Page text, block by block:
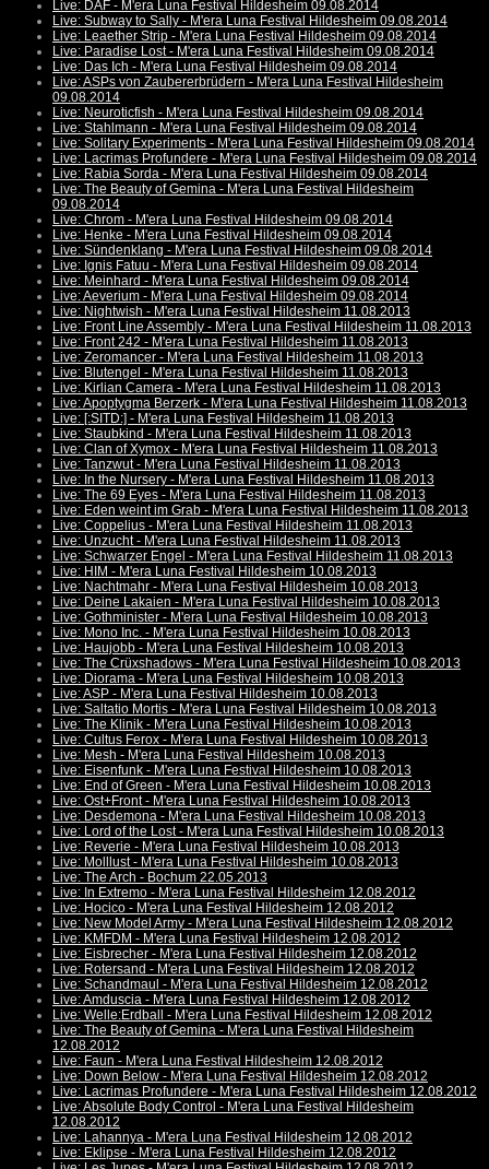
Live: DAF - M'era Luna Festival Hildesheim 09.08.2014
Live: Subway to Sally - M'era Luna Festival Hildesheim 09.08.2014
Live: Leaether Strip - M'era Luna Festival Hildesheim 09.08.2014
Live: Paradise Lost - M'era Luna Festival Hildesheim 09.08.2014
Live: Das Ich - M'era Luna Festival Hildesheim 09.08.2014
Live: ASPs von Zaubererbrüdern - M'era Luna Festival Hildesheim
09.08.2014
Live: Neuroticfish - M'era Luna Festival Hildesheim 09.08.2014
Live: Stahlmann - M'era Luna Festival Hildesheim 09.08.2014
Live: Solitary Experiments - M'era Luna Festival Hildesheim 09.08.2014
Live: Lacrimas Profundere - M'era Luna Festival Hildesheim 09.08.2014
Live: Rabia Sorda - M'era Luna Festival Hildesheim 09.08.2014
Live: The Beauty of Gemina - M'era Luna Festival Hildesheim
09.08.2014
Live: Chrom - M'era Luna Festival Hildesheim 09.08.2014
Live: Henke - M'era Luna Festival Hildesheim 09.08.2014
Live: Sündenklang - M'era Luna Festival Hildesheim 09.08.2014
Live: Ignis Fatuu - M'era Luna Festival Hildesheim 09.08.2014
Live: Meinhard - M'era Luna Festival Hildesheim 09.08.2014
Live: Aeverium - M'era Luna Festival Hildesheim 09.08.2014
Live: Nightwish - M'era Luna Festival Hildesheim 11.08.2013
Live: Front Line Assembly - M'era Luna Festival Hildesheim 11.08.2013
Live: Front 242 - M'era Luna Festival Hildesheim 11.08.2013
Live: Zeromancer - M'era Luna Festival Hildesheim 11.08.2013
Live: Blutengel - M'era Luna Festival Hildesheim 11.08.2013
Live: Kirlian Camera - M'era Luna Festival Hildesheim 11.08.2013
Live: Apoptygma Berzerk - M'era Luna Festival Hildesheim 11.08.2013
Live: [:SITD:] - M'era Luna Festival Hildesheim 11.08.2013
Live: Staubkind - M'era Luna Festival Hildesheim 11.08.2013
Live: Clan of Xymox - M'era Luna Festival Hildesheim 11.08.2013
Live: Tanzwut - M'era Luna Festival Hildesheim 11.08.2013
Live: In the Nursery - M'era Luna Festival Hildesheim 11.08.2013
Live: The 69 Eyes - M'era Luna Festival Hildesheim 11.08.2013
Live: Eden weint im Grab - M'era Luna Festival Hildesheim 11.08.2013
Live: Coppelius - M'era Luna Festival Hildesheim 11.08.2013
Live: Unzucht - M'era Luna Festival Hildesheim 11.08.2013
Live: Schwarzer Engel - M'era Luna Festival Hildesheim 11.08.2013
Live: HIM - M'era Luna Festival Hildesheim 10.08.2013
Live: Nachtmahr - M'era Luna Festival Hildesheim 10.08.2013
Live: Deine Lakaien - M'era Luna Festival Hildesheim 10.08.2013
Live: Gothminister - M'era Luna Festival Hildesheim 10.08.2013
Live: Mono Inc. - M'era Luna Festival Hildesheim 10.08.2013
Live: Haujobb - M'era Luna Festival Hildesheim 10.08.2013
Live: The Crüxshadows - M'era Luna Festival Hildesheim 10.08.2013
Live: Diorama - M'era Luna Festival Hildesheim 10.08.2013
Live: ASP - M'era Luna Festival Hildesheim 10.08.2013
Live: Saltatio Mortis - M'era Luna Festival Hildesheim 10.08.2013
Live: The Klinik - M'era Luna Festival Hildesheim 10.08.2013
Live: Cultus Ferox - M'era Luna Festival Hildesheim 10.08.2013
Live: Mesh - M'era Luna Festival Hildesheim 10.08.2013
Live: Eisenfunk - M'era Luna Festival Hildesheim 10.08.2013
Live: End of Green - M'era Luna Festival Hildesheim 10.08.2013
Live: Ost+Front - M'era Luna Festival Hildesheim 10.08.2013
Live: Desdemona - M'era Luna Festival Hildesheim 10.08.2013
Live: Lord of the Lost - M'era Luna Festival Hildesheim 10.08.2013
Live: Reverie - M'era Luna Festival Hildesheim 10.08.2013
Live: Molllust - M'era Luna Festival Hildesheim 10.08.2013
Live: The Arch - Bochum 22.05.2013
Live: In Extremo - M'era Luna Festival Hildesheim 12.08.2012
Live: Hocico - M'era Luna Festival Hildesheim 12.08.2012
Live: New Model Army - M'era Luna Festival Hildesheim 12.08.2012
Live: KMFDM - M'era Luna Festival Hildesheim 12.08.2012
Live: Eisbrecher - M'era Luna Festival Hildesheim 12.08.2012
Live: Rotersand - M'era Luna Festival Hildesheim 12.08.2012
Live: Schandmaul - M'era Luna Festival Hildesheim 12.08.2012
Live: Amduscia - M'era Luna Festival Hildesheim 12.08.2012
Live: Welle:Erdball - M'era Luna Festival Hildesheim 12.08.2012
Live: The Beauty of Gemina - M'era Luna Festival Hildesheim
12.08.2012
Live: Faun - M'era Luna Festival Hildesheim 12.08.2012
Live: Down Below - M'era Luna Festival Hildesheim 12.08.2012
Live: Lacrimas Profundere - M'era Luna Festival Hildesheim 12.08.2012
Live: Absolute Body Control - M'era Luna Festival Hildesheim
12.08.2012
Live: Lahannya - M'era Luna Festival Hildesheim 12.08.2012
Live: Eklipse - M'era Luna Festival Hildesheim 12.08.2012